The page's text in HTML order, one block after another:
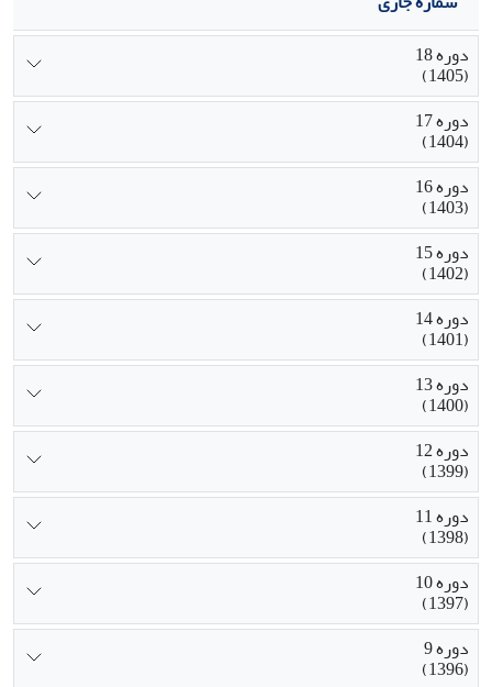
دوره 18
(1405)
دوره 17
(1404)
دوره 16
(1403)
دوره 15
(1402)
دوره 14
(1401)
دوره 13
(1400)
دوره 12
(1399)
دوره 11
(1398)
دوره 10
(1397)
دوره 9
(1396)